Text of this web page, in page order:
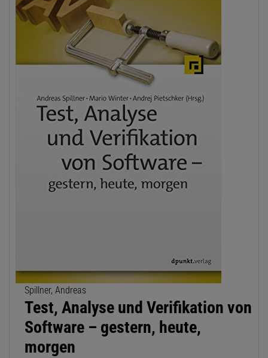
Spillner, Andreas
Test, Analyse und Verifikation von
Software – gestern, heute,
morgen